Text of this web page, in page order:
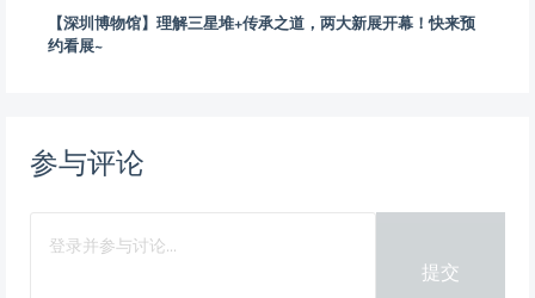
【深圳博物馆】理解三星堆+传承之道，两大新展开幕！快来预
约看展~
参与评论
提交